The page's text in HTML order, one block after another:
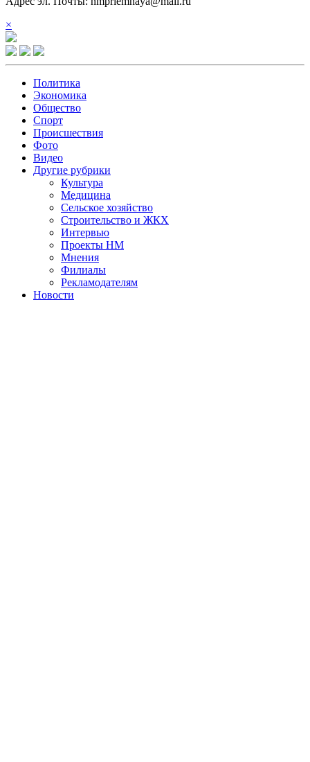
×
Политика
Экономика
Общество
Спорт
Происшествия
Фото
Видео
Другие рубрики
Культура
Медицина
Сельское хозяйство
Строительство и ЖКХ
Интервью
Проекты НМ
Мнения
Филиалы
Рекламодателям
Новости